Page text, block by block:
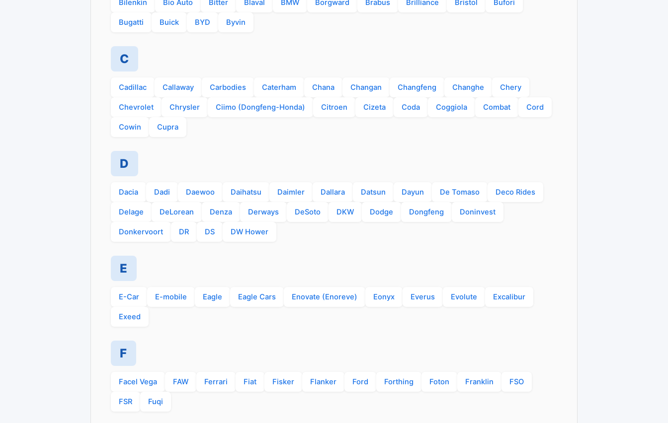
Bilenkin Bio Auto Bitter Blaval BMW Borgward Brabus Brilliance Bristol Bufori
Bugatti Buick BYD Byvin
C
Cadillac Callaway Carbodies Caterham Chana Changan Changfeng Changhe Chery
Chevrolet Chrysler Ciimo (Dongfeng-Honda) Citroen Cizeta Coda Coggiola Combat Cord
Cowin Cupra
D
Dacia Dadi Daewoo Daihatsu Daimler Dallara Datsun Dayun De Tomaso Deco Rides
Delage DeLorean Denza Derways DeSoto DKW Dodge Dongfeng Doninvest
Donkervoort DR DS DW Hower
E
E-Car E-mobile Eagle Eagle Cars Enovate (Enoreve) Eonyx Everus Evolute Excalibur
Exeed
F
Facel Vega FAW Ferrari Fiat Fisker Flanker Ford Forthing Foton Franklin FSO
FSR Fuqi